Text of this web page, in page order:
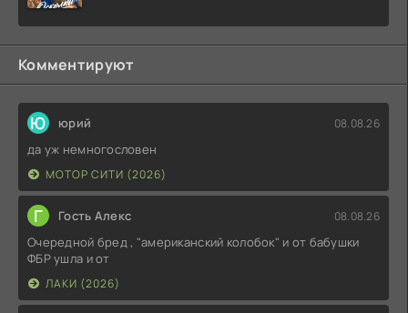
Комментируют
Ю юрий 08.08.26
да уж немногословен
МОТОР СИТИ (2026)
Г Гость Алекс 08.08.26
Очередной бред , "американский колобок" и от бабушки
ФБР ушла и от
ЛАКИ (2026)